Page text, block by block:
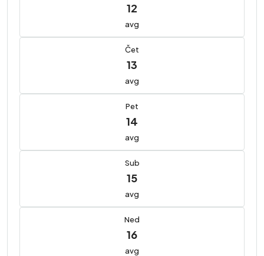
12
avg
Čet
13
avg
Pet
14
avg
Sub
15
avg
Ned
16
avg